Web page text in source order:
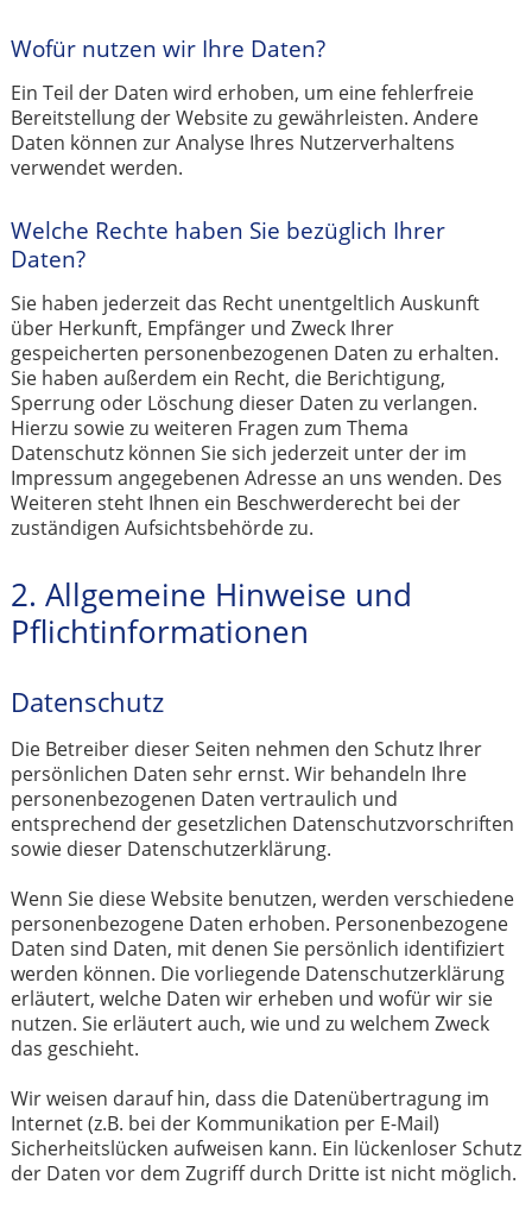
Wofür nutzen wir Ihre Daten?
Ein Teil der Daten wird erhoben, um eine fehlerfreie
Bereitstellung der Website zu gewährleisten. Andere
Daten können zur Analyse Ihres Nutzerverhaltens
verwendet werden.
Welche Rechte haben Sie bezüglich Ihrer
Daten?
Sie haben jederzeit das Recht unentgeltlich Auskunft
über Herkunft, Empfänger und Zweck Ihrer
gespeicherten personenbezogenen Daten zu erhalten.
Sie haben außerdem ein Recht, die Berichtigung,
Sperrung oder Löschung dieser Daten zu verlangen.
Hierzu sowie zu weiteren Fragen zum Thema
Datenschutz können Sie sich jederzeit unter der im
Impressum angegebenen Adresse an uns wenden. Des
Weiteren steht Ihnen ein Beschwerderecht bei der
zuständigen Aufsichtsbehörde zu.
2. Allgemeine Hinweise und
Pflichtinformationen
Datenschutz
Die Betreiber dieser Seiten nehmen den Schutz Ihrer
persönlichen Daten sehr ernst. Wir behandeln Ihre
personenbezogenen Daten vertraulich und
entsprechend der gesetzlichen Datenschutzvorschriften
sowie dieser Datenschutzerklärung.
Wenn Sie diese Website benutzen, werden verschiedene
personenbezogene Daten erhoben. Personenbezogene
Daten sind Daten, mit denen Sie persönlich identifiziert
werden können. Die vorliegende Datenschutzerklärung
erläutert, welche Daten wir erheben und wofür wir sie
nutzen. Sie erläutert auch, wie und zu welchem Zweck
das geschieht.
Wir weisen darauf hin, dass die Datenübertragung im
Internet (z.B. bei der Kommunikation per E-Mail)
Sicherheitslücken aufweisen kann. Ein lückenloser Schutz
der Daten vor dem Zugriff durch Dritte ist nicht möglich.